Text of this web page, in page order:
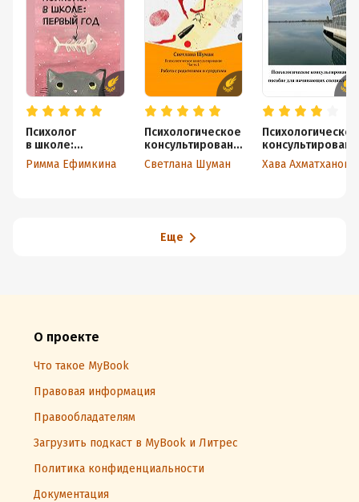
Психолог
в школе:
первый год
Римма Ефимкина
Психологическое
консультировани
е. Часть 1. Работа
с родителями и
Светлана Шуман
Психологическое
консультировани
е: пособие для
начинающих
Хава Ахматханова
Еще
О проекте
Что такое MyBook
Правовая информация
Правообладателям
Загрузить подкаст в MyBook и Литрес
Политика конфиденциальности
Документация